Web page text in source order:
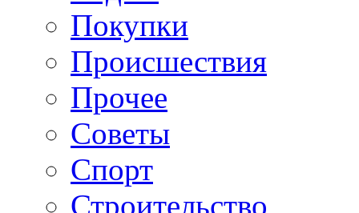
Покупки
Происшествия
Прочее
Советы
Спорт
Строительство